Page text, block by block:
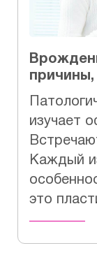
изучает
Каждый
это